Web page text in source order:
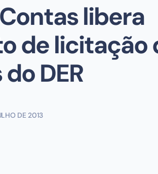
libera
de licitação
DER
DE 2013